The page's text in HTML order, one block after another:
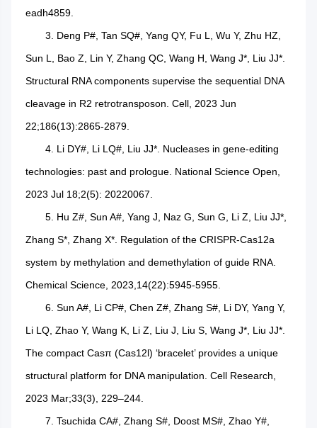
eadh4859.
3. Deng P#, Tan SQ#, Yang QY, Fu L, Wu Y, Zhu HZ,
Sun L, Bao Z, Lin Y, Zhang QC, Wang H, Wang J*, Liu JJ*.
Structural RNA components supervise the sequential DNA
cleavage in R2 retrotransposon. Cell, 2023 Jun
22;186(13):2865-2879.
4. Li DY#, Li LQ#, Liu JJ*. Nucleases in gene-editing
technologies: past and prologue. National Science Open,
2023 Jul 18;2(5): 20220067.
5. Hu Z#, Sun A#, Yang J, Naz G, Sun G, Li Z, Liu JJ*,
Zhang S*, Zhang X*. Regulation of the CRISPR-Cas12a
system by methylation and demethylation of guide RNA.
Chemical Science, 2023,14(22):5945-5955.
6. Sun A#, Li CP#, Chen Z#, Zhang S#, Li DY, Yang Y,
Li LQ, Zhao Y, Wang K, Li Z, Liu J, Liu S, Wang J*, Liu JJ*.
The compact Casπ (Cas12l) ‘bracelet’ provides a unique
structural platform for DNA manipulation. Cell Research,
2023 Mar;33(3), 229–244.
7. Tsuchida CA#, Zhang S#, Doost MS#, Zhao Y#,